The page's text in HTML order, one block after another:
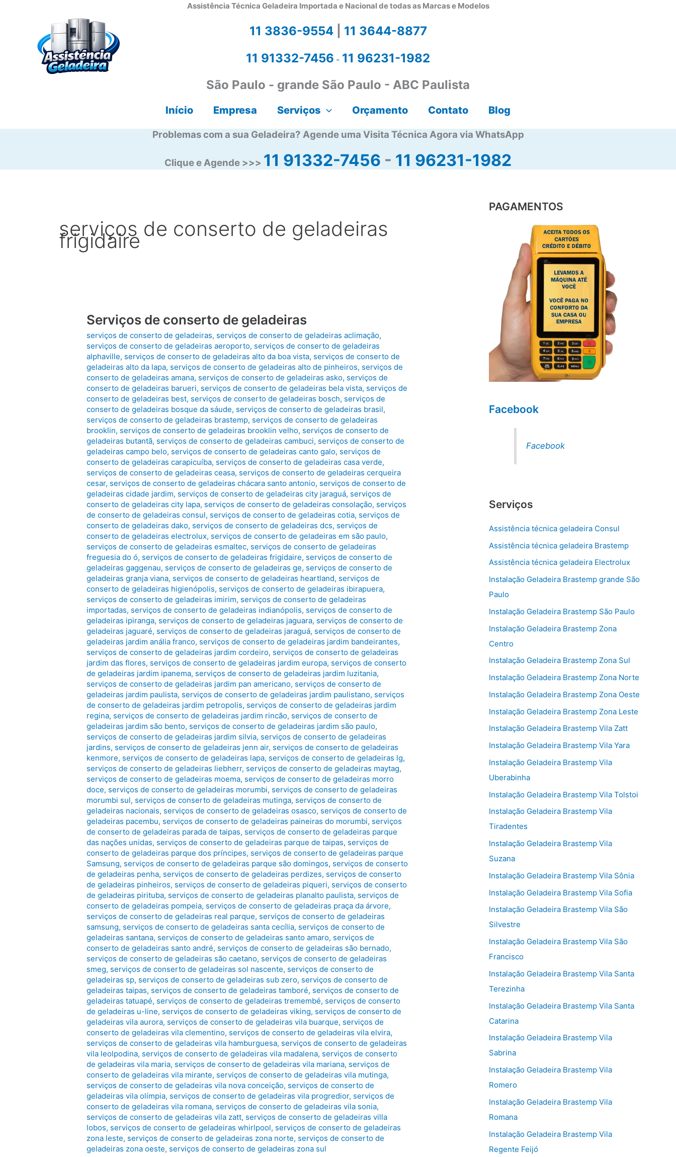
Assistência Técnica Geladeira Importada e Nacional de todas as Marcas e Modelos
11 3836-9554| 11 3644-8877
11 91332-7456 - 11 96231-1982
São Paulo - grande São Paulo - ABC Paulista
Início Empresa Serviços Orçamento Contato Blog
Problemas com a sua Geladeira? Agende uma Visita Técnica Agora via WhatsApp
Clique e Agende >>> 11 91332-7456 - 11 96231-1982
serviços de conserto de geladeiras
frigidaire
Serviços de conserto de geladeiras
serviços de conserto de geladeiras, serviços de conserto de geladeiras aclimação,
serviços de conserto de geladeiras aeroporto, serviços de conserto de geladeiras
alphaville, serviços de conserto de geladeiras alto da boa vista, serviços de conserto de
geladeiras alto da lapa, serviços de conserto de geladeiras alto de pinheiros, serviços de
conserto de geladeiras amana, serviços de conserto de geladeiras asko, serviços de
conserto de geladeiras barueri, serviços de conserto de geladeiras bela vista, serviços de
conserto de geladeiras best, serviços de conserto de geladeiras bosch, serviços de
conserto de geladeiras bosque da sáude, serviços de conserto de geladeiras brasil,
serviços de conserto de geladeiras brastemp, serviços de conserto de geladeiras
brooklin, serviços de conserto de geladeiras brooklin velho, serviços de conserto de
geladeiras butantã, serviços de conserto de geladeiras cambuci, serviços de conserto de
geladeiras campo belo, serviços de conserto de geladeiras canto galo, serviços de
conserto de geladeiras carapicuíba, serviços de conserto de geladeiras casa verde,
serviços de conserto de geladeiras ceasa, serviços de conserto de geladeiras cerqueira
cesar, serviços de conserto de geladeiras chácara santo antonio, serviços de conserto de
geladeiras cidade jardim, serviços de conserto de geladeiras city jaraguá, serviços de
conserto de geladeiras city lapa, serviços de conserto de geladeiras consolação, serviços
de conserto de geladeiras consul, serviços de conserto de geladeiras cotia, serviços de
conserto de geladeiras dako, serviços de conserto de geladeiras dcs, serviços de
conserto de geladeiras electrolux, serviços de conserto de geladeiras em são paulo,
serviços de conserto de geladeiras esmaltec, serviços de conserto de geladeiras
freguesia do ó, serviços de conserto de geladeiras frigidaire, serviços de conserto de
geladeiras gaggenau, serviços de conserto de geladeiras ge, serviços de conserto de
geladeiras granja viana, serviços de conserto de geladeiras heartland, serviços de
conserto de geladeiras higienópolis, serviços de conserto de geladeiras ibirapuera,
serviços de conserto de geladeiras imirim, serviços de conserto de geladeiras
importadas, serviços de conserto de geladeiras indianópolis, serviços de conserto de
geladeiras ipiranga, serviços de conserto de geladeiras jaguara, serviços de conserto de
geladeiras jaguaré, serviços de conserto de geladeiras jaraguá, serviços de conserto de
geladeiras jardim anália franco, serviços de conserto de geladeiras jardim bandeirantes,
serviços de conserto de geladeiras jardim cordeiro, serviços de conserto de geladeiras
jardim das flores, serviços de conserto de geladeiras jardim europa, serviços de conserto
de geladeiras jardim ipanema, serviços de conserto de geladeiras jardim luzitania,
serviços de conserto de geladeiras jardim pan americano, serviços de conserto de
geladeiras jardim paulista, serviços de conserto de geladeiras jardim paulistano, serviços
de conserto de geladeiras jardim petropolis, serviços de conserto de geladeiras jardim
regina, serviços de conserto de geladeiras jardim rincão, serviços de conserto de
geladeiras jardim são bento, serviços de conserto de geladeiras jardim são paulo,
serviços de conserto de geladeiras jardim silvia, serviços de conserto de geladeiras
jardins, serviços de conserto de geladeiras jenn air, serviços de conserto de geladeiras
kenmore, serviços de conserto de geladeiras lapa, serviços de conserto de geladeiras lg,
serviços de conserto de geladeiras liebherr, serviços de conserto de geladeiras maytag,
serviços de conserto de geladeiras moema, serviços de conserto de geladeiras morro
doce, serviços de conserto de geladeiras morumbi, serviços de conserto de geladeiras
morumbi sul, serviços de conserto de geladeiras mutinga, serviços de conserto de
geladeiras nacionais, serviços de conserto de geladeiras osasco, serviços de conserto de
geladeiras pacembu, serviços de conserto de geladeiras paineiras do morumbi, serviços
de conserto de geladeiras parada de taipas, serviços de conserto de geladeiras parque
das nações unidas, serviços de conserto de geladeiras parque de taipas, serviços de
conserto de geladeiras parque dos príncipes, serviços de conserto de geladeiras parque
Samsung, serviços de conserto de geladeiras parque são domingos, serviços de conserto
de geladeiras penha, serviços de conserto de geladeiras perdizes, serviços de conserto
de geladeiras pinheiros, serviços de conserto de geladeiras piqueri, serviços de conserto
de geladeiras pirituba, serviços de conserto de geladeiras planalto paulista, serviços de
conserto de geladeiras pompeia, serviços de conserto de geladeiras praça da árvore,
serviços de conserto de geladeiras real parque, serviços de conserto de geladeiras
samsung, serviços de conserto de geladeiras santa cecília, serviços de conserto de
geladeiras santana, serviços de conserto de geladeiras santo amaro, serviços de
conserto de geladeiras santo andré, serviços de conserto de geladeiras são bernado,
serviços de conserto de geladeiras são caetano, serviços de conserto de geladeiras
smeg, serviços de conserto de geladeiras sol nascente, serviços de conserto de
geladeiras sp, serviços de conserto de geladeiras sub zero, serviços de conserto de
geladeiras taipas, serviços de conserto de geladeiras tamboré, serviços de conserto de
geladeiras tatuapé, serviços de conserto de geladeiras tremembé, serviços de conserto
de geladeiras u-line, serviços de conserto de geladeiras viking, serviços de conserto de
geladeiras vila aurora, serviços de conserto de geladeiras vila buarque, serviços de
conserto de geladeiras vila clementino, serviços de conserto de geladeiras vila elvira,
serviços de conserto de geladeiras vila hamburguesa, serviços de conserto de geladeiras
vila leolpodina, serviços de conserto de geladeiras vila madalena, serviços de conserto
de geladeiras vila maria, serviços de conserto de geladeiras vila mariana, serviços de
conserto de geladeiras vila mirante, serviços de conserto de geladeiras vila mutinga,
serviços de conserto de geladeiras vila nova conceição, serviços de conserto de
geladeiras vila olímpia, serviços de conserto de geladeiras vila progredior, serviços de
conserto de geladeiras vila romana, serviços de conserto de geladeiras vila sonia,
serviços de conserto de geladeiras vila zatt, serviços de conserto de geladeiras villa
lobos, serviços de conserto de geladeiras whirlpool, serviços de conserto de geladeiras
zona leste, serviços de conserto de geladeiras zona norte, serviços de conserto de
geladeiras zona oeste, serviços de conserto de geladeiras zona sul
PAGAMENTOS
Facebook
Facebook
Serviços
Assistência técnica geladeira Consul
Assistência técnica geladeira Brastemp
Assistência técnica geladeira Electrolux
Instalação Geladeira Brastemp grande São
Paulo
Instalação Geladeira Brastemp São Paulo
Instalação Geladeira Brastemp Zona
Centro
Instalação Geladeira Brastemp Zona Sul
Instalação Geladeira Brastemp Zona Norte
Instalação Geladeira Brastemp Zona Oeste
Instalação Geladeira Brastemp Zona Leste
Instalação Geladeira Brastemp Vila Zatt
Instalação Geladeira Brastemp Vila Yara
Instalação Geladeira Brastemp Vila
Uberabinha
Instalação Geladeira Brastemp Vila Tolstoi
Instalação Geladeira Brastemp Vila
Tiradentes
Instalação Geladeira Brastemp Vila
Suzana
Instalação Geladeira Brastemp Vila Sônia
Instalação Geladeira Brastemp Vila Sofia
Instalação Geladeira Brastemp Vila São
Silvestre
Instalação Geladeira Brastemp Vila São
Francisco
Instalação Geladeira Brastemp Vila Santa
Terezinha
Instalação Geladeira Brastemp Vila Santa
Catarina
Instalação Geladeira Brastemp Vila
Sabrina
Instalação Geladeira Brastemp Vila
Romero
Instalação Geladeira Brastemp Vila
Romana
Instalação Geladeira Brastemp Vila
Regente Feijó